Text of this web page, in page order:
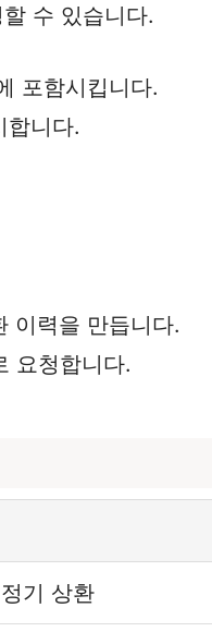
수 있습니다.
포함시킵니다.
합니다.
이력을 만듭니다.
요청합니다.
기 상환